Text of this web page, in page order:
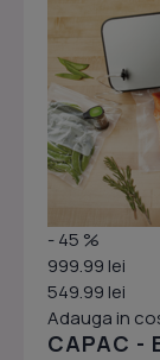
- 45 %
999.99 lei
549.99 lei
Adauga in
CAPAC -